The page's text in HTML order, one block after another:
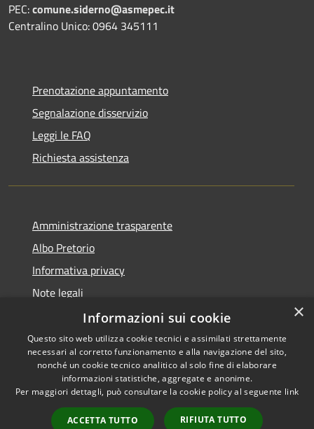
PEC:comune.siderno@asmepec.it
Centralino Unico: 0964 345111
Prenotazione appuntamento
Segnalazione disservizio
Leggi le FAQ
Richiesta assistenza
Amministrazione trasparente
Albo Pretorio
Informativa privacy
Note legali
Dichiarazione di accessibilità
RSS
Accessibilità
Copyright © 2026 • Comune di
Municipium•
Accesso
×
Informazioni sui cookie
Questo sito web utilizza cookie tecnici e assimilati strettamente
necessari al corretto funzionamento e alla navigazione del sito,
nonché un cookie tecnico analitico al solo fine di elaborare
informazioni statistiche, aggregate e anonime.
Per maggiori dettagli, può consultare la cookie policy al seguente link
ACCETTA TUTTO RIFIUTA TUTTO